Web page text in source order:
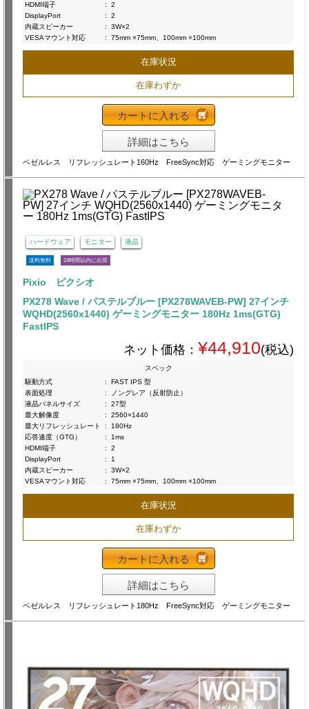
HDMI端子 :
2
DisplayPort
:
2
内蔵スピーカー
:
3W×2
VESAマウント対応
: 75mm ×75mm、100mm ×100mm
在庫状況
在庫わずか
カートに入れる
詳細はこちら
ベゼルレス リフレッシュレート160Hz FreeSync対応 ゲーミングモニター
ハードウェア モニター 液晶
送料無料 24時間以内に出荷
Pixio ピクシオ
PX278 Wave / パステルブルー [PX278WAVEB-PW] 27インチ
WQHD(2560x1440) ゲーミングモニター 180Hz 1ms(GTG)
FastIPS
ネット価格： ¥44,910(税込)
スペック
駆動方式
:
FAST IPS 型
表面処理
:
ノングレア（反射防止）
液晶パネルサイズ
:
27型
最大解像度
:
2560×1440
最大リフレッシュレート
:
180Hz
応答速度（GTG）
:
1ms
HDMI端子
:
2
DisplayPort
:
1
内蔵スピーカー
:
3W×2
VESAマウント対応
: 75mm ×75mm、100mm ×100mm
在庫状況
在庫わずか
カートに入れる
詳細はこちら
ベゼルレス リフレッシュレート180Hz FreeSync対応 ゲーミングモニター